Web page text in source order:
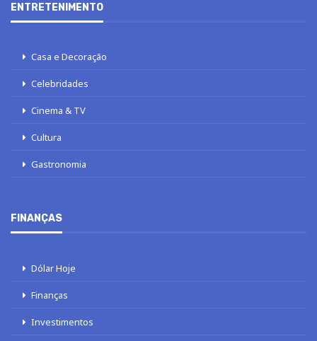
ENTRETENIMENTO
Casa e Decoração
Celebridades
Cinema & TV
Cultura
Gastronomia
FINANÇAS
Dólar Hoje
Finanças
Investimentos